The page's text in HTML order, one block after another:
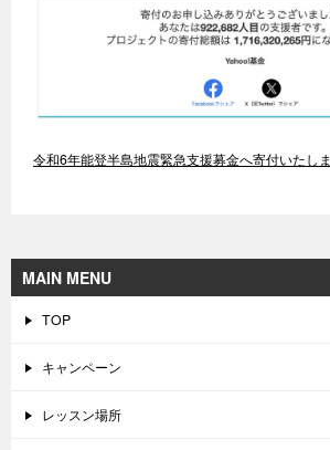
令和6年能登半島地震緊急支援募金へ寄付いたしま
MAIN MENU
TOP
キャンペーン
レッスン場所